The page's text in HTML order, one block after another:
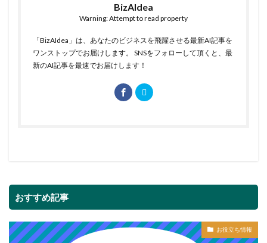
BizAIdea
Warning: Attempt to read property
「BizAIdea」は、あなたのビジネスを飛躍させる最新AI記事を
ワンストップでお届けします。 SNSをフォローして頂くと、最
新のAI記事を最速でお届けします！
おすすめ記事
お役立ち情報